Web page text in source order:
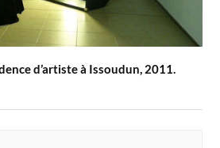
d’artiste à Issoudun, 2011.